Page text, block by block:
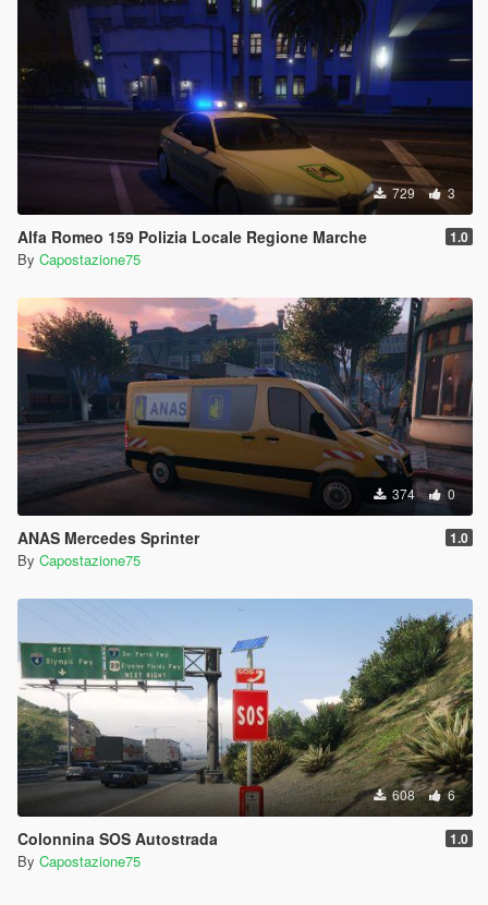
729 3
Alfa Romeo 159 Polizia Locale Regione Marche 1.0
By Capostazione75
374 0
ANAS Mercedes Sprinter 1.0
By Capostazione75
608 6
Colonnina SOS Autostrada 1.0
By Capostazione75